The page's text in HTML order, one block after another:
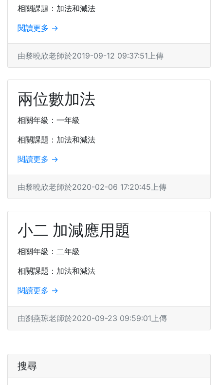
相關課題：加法和減法
閱讀更多 →
由黎曉欣老師於2019-09-12 09:37:51上傳
兩位數加法
相關年級：一年級
相關課題：加法和減法
閱讀更多 →
由黎曉欣老師於2020-02-06 17:20:45上傳
小二 加減應用題
相關年級：二年級
相關課題：加法和減法
閱讀更多 →
由劉燕琼老師於2020-09-23 09:59:01上傳
搜尋